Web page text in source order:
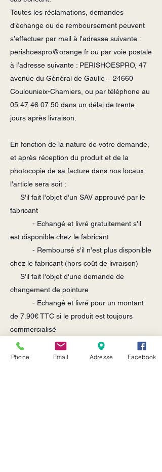
Toutes les réclamations, demandes
d’échange ou de remboursement peuvent
s’effectuer par mail à l'adresse suivante :
perishoespro@orange.fr ou par voie postale
à l’adresse suivante : PERISHOESPRO, 47
avenue du Général de Gaulle – 24660
Coulounieix-Chamiers, ou par téléphone au
05.47.46.07.50 dans un délai de trente
jours après livraison.
En fonction de la nature de votre demande,
et après réception du produit et de la
photocopie de sa facture dans nos locaux,
l'article sera soit :
S'il fait l'objet d'un SAV approuvé par le
fabricant
- Echangé et livré gratuitement s'il
est disponible chez le fabricant
- Remboursé s'il n'est plus disponible
chez le fabricant (hors coût de livraison)
S'il fait l'objet d'une demande de
changement de pointure
- Echangé et livré pour un montant
de 7.90€ TTC si le produit est toujours
commercialisé
- Remboursé sous 1 à 2 semaines si
l'article n'est plus commercialisé (hors coût
Phone Email Adresse Facebook